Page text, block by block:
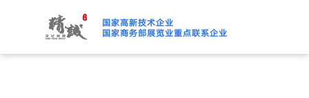
91桃色APP下载免费版,91